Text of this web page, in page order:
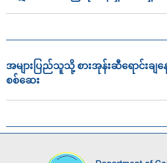
အများပြည်သူသို့ စားအုန်းဆီရောင်းချ
စစ်ဆေး